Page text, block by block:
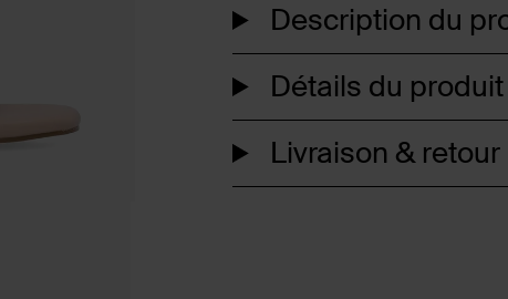
Description du
Détails du produit
Livraison & retour